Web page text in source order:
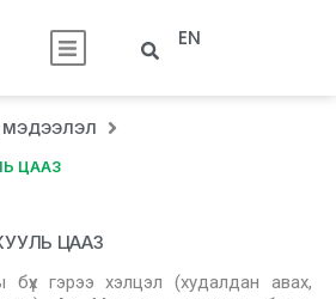
EN
ЦААЗ
ЦААЗ
гэрээ хэлцэл (худалдан авах,